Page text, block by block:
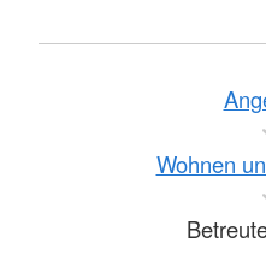
Wohnen